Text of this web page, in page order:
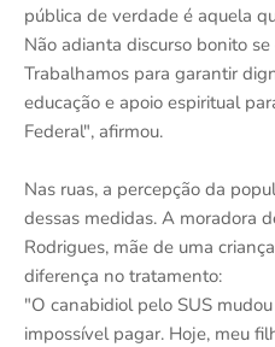
pública de verdade é aquela
Não adianta discurso bonito
Trabalhamos para garantir
educação e apoio espiritual
Federal", afirmou.
Nas ruas, a percepção da
dessas medidas. A moradora
Rodrigues, mãe de uma
diferença no tratamento:
"O canabidiol pelo SUS
impossível pagar. Hoje, meu